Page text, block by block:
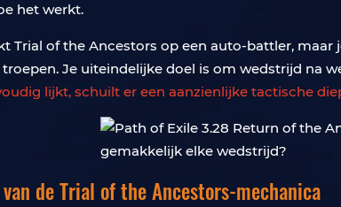
het werkt.
Trial of the Ancestors op een auto-battler,
Je uiteindelijke doel is om wedstrijd na
lijkt, schuilt er een aanzienlijke tactische
de Trial of the Ancestors-mechanica